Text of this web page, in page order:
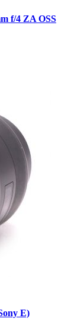
f/4 ZA OSS
E)